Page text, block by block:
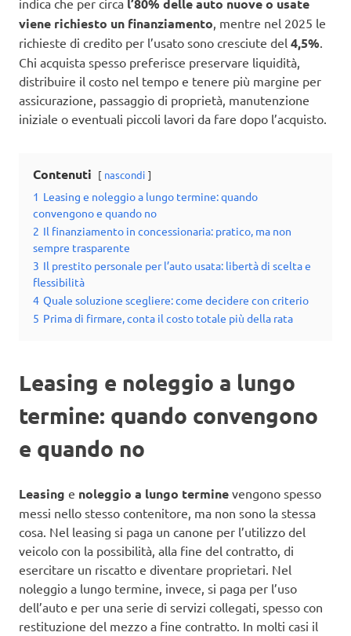
indica che per circa l’80% delle auto nuove o usate
viene richiesto un finanziamento, mentre nel 2025 le
richieste di credito per l’usato sono cresciute del 4,5%.
Chi acquista spesso preferisce preservare liquidità,
distribuire il costo nel tempo e tenere più margine per
assicurazione, passaggio di proprietà, manutenzione
iniziale o eventuali piccoli lavori da fare dopo l’acquisto.
Contenuti nascondi
1 Leasing e noleggio a lungo termine: quando
convengono e quando no
2 Il finanziamento in concessionaria: pratico, ma non
sempre trasparente
3 Il prestito personale per l’auto usata: libertà di scelta e
flessibilità
4 Quale soluzione scegliere: come decidere con criterio
5 Prima di firmare, conta il costo totale più della rata
Leasing e noleggio a lungo
termine: quando convengono
e quando no
Leasing e noleggio a lungo termine vengono spesso
messi nello stesso contenitore, ma non sono la stessa
cosa. Nel leasing si paga un canone per l’utilizzo del
veicolo con la possibilità, alla fine del contratto, di
esercitare un riscatto e diventare proprietari. Nel
noleggio a lungo termine, invece, si paga per l’uso
dell’auto e per una serie di servizi collegati, spesso con
restituzione del mezzo a fine contratto. In molti casi il